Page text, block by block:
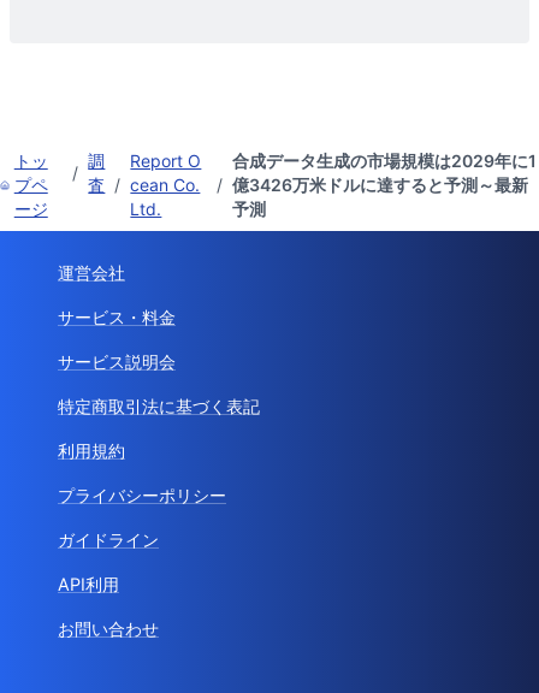
トッ
プペ
ージ
/
調
査 /
Report O
cean Co.
Ltd.
/
合成データ生成の市場規模は2029年に1
億3426万米ドルに達すると予測～最新
予測
運営会社
サービス・料金
サービス説明会
特定商取引法に基づく表記
利用規約
プライバシーポリシー
ガイドライン
API利用
お問い合わせ